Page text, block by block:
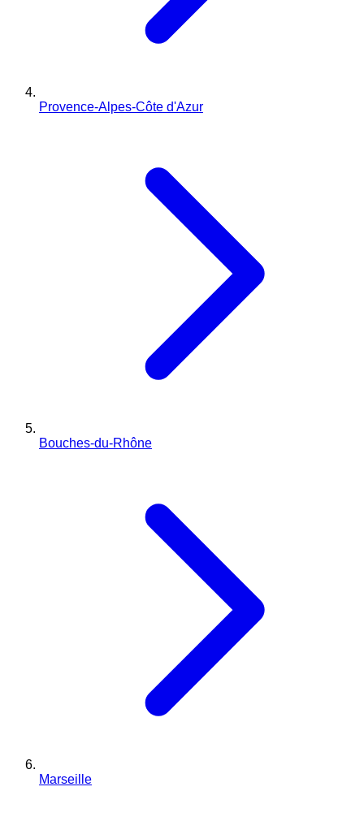
Provence-Alpes-Côte d'Azur
Bouches-du-Rhône
Marseille